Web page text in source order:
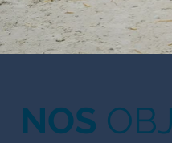
NOS